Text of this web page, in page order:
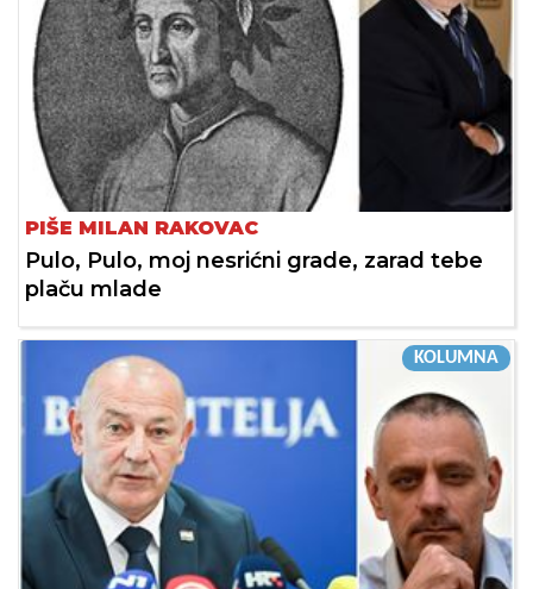
PIŠE MILAN RAKOVAC
Pulo, Pulo, moj nesrićni grade, zarad tebe
plaču mlade
KOLUMNA